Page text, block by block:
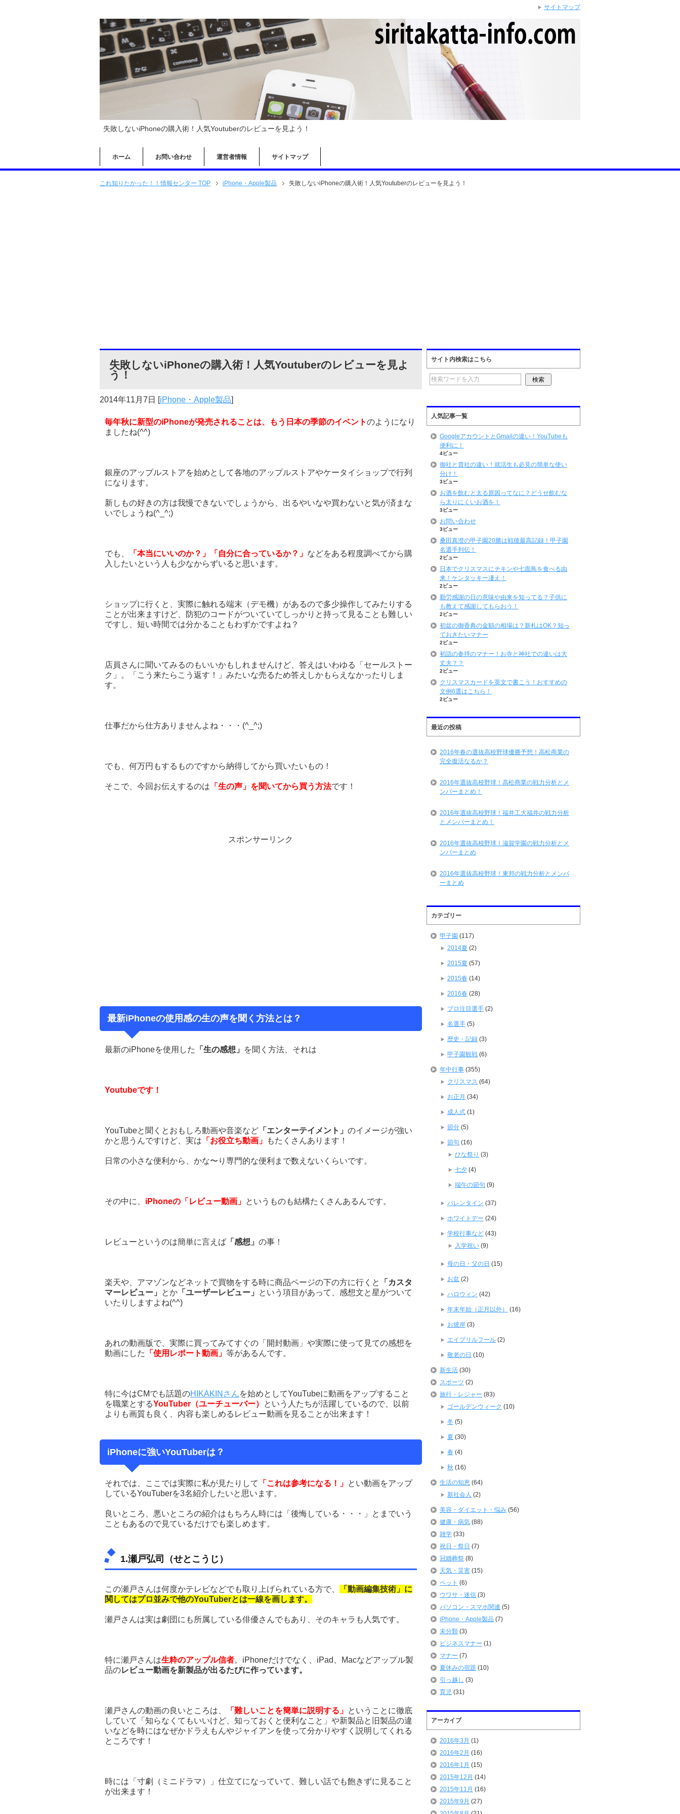
失敗しないiPhoneの購入術！人気Youtuberのレビューを見よう！
ホーム お問い合わせ 運営者情報 サイトマップ
これ知りたかった！！情報センター TOP iPhone・Apple製品 失敗しないiPhoneの購入術！人気Youtuberのレビューを見よう！
失敗しないiPhoneの購入術！人気Youtuberのレビューを見よ
う！
2014年11月7日 [iPhone・Apple製品]
毎年秋に新型のiPhoneが発売されることは、もう日本の季節のイベントのようになり
ましたね(^^)
銀座のアップルストアを始めとして各地のアップルストアやケータイショップで行列
になります。
新しもの好きの方は我慢できないでしょうから、出るやいなや買わないと気が済まな
いでしょうね(^_^;)
でも、 「本当にいいのか？」「自分に合っているか？」 などをある程度調べてから購
入したいという人も少なからずいると思います。
ショップに行くと、実際に触れる端末（デモ機）があるので多少操作してみたりする
ことが出来ますけど、防犯のコードがついていてしっかりと持って見ることも難しい
ですし、短い時間では分かることもわずかですよね？
店員さんに聞いてみるのもいいかもしれませんけど、答えはいわゆる「セールストー
ク」。「こう来たらこう返す！」みたいな売るため答えしかもらえなかったりしま
す。
仕事だから仕方ありませんよね・・・(^_^;)
でも、何万円もするものですから納得してから買いたいもの！
そこで、今回お伝えするのは 「生の声」を聞いてから買う方法です！
スポンサーリンク
最新iPhoneの使用感の生の声を聞く方法とは？
最新のiPhoneを使用した 「生の感想」 を聞く方法、それは
Youtubeです！
YouTubeと聞くとおもしろ動画や音楽など 「エンターテイメント」 のイメージが強い
かと思うんですけど、実は 「お役立ち動画」 もたくさんあります！
日常の小さな便利から、かな〜り専門的な便利まで数えないくらいです。
その中に、 iPhoneの「レビュー動画」 というものも結構たくさんあるんです。
レビューというのは簡単に言えば 「感想」 の事！
楽天や、アマゾンなどネットで買物をする時に商品ページの下の方に行くと
「カスタ
マーレビュー」
とか 「ユーザーレビュー」
という項目があって、感想文と星がついて
いたりしますよね(^^)
あれの動画版で、実際に買ってみてすぐの「開封動画」や実際に使って見ての感想を
動画にした
「使用レポート動画」 等があるんです。
特に今はCMでも話題のHIKAKINさんを始めとしてYouTubeに動画をアップすること
を職業とするYouTuber（ユーチューバー）
という人たちが活躍しているので、以前
よりも画質も良く、内容も楽しめるレビュー動画を見ることが出来ます！
iPhoneに強いYouTuberは？
それでは、ここでは実際に私が見たりして 「これは参考になる！」 とい動画をアップ
しているYouTuberを3名紹介したいと思います。
良いところ、悪いところの紹介はもちろん時には「後悔している・・・」とまでいう
こともあるので見ているだけでも楽しめます。
1.瀬戸弘司（せとこうじ）
この瀬戸さんは何度かテレビなどでも取り上げられている方で、
「動画編集技術」に
関してはプロ並みで他のYouTuberとは一線を画します。
瀬戸さんは実は劇団にも所属している俳優さんでもあり、そのキャラも人気です。
特に瀬戸さんは生粋のアップル信者。iPhoneだけでなく、iPad、Macなどアップル製
品のレビュー動画を新製品が出るたびに作っています。
瀬戸さんの動画の良いところは、 「難しいことを簡単に説明する」 ということに徹底
していて「知らなくてもいいけど、知っておくと便利なこと」や新製品と旧製品の違
いなどを時にはなぜかドラえもんやジャイアンを使って分かりやすく説明してくれる
ところです！
時には「寸劇（ミニドラマ）」仕立てになっていて、難しい話でも飽きずに見ること
が出来ます！
サイト内検索はこちら
人気記事一覧
GoogleアカウントとGmailの違い！YouTubeも
便利に！
4ビュー
御社と貴社の違い！就活生も必見の簡単な使い
分け！
3ビュー
お酒を飲むと太る原因ってなに？どうせ飲むな
ら太りにくいお酒を！
3ビュー
お問い合わせ
3ビュー
桑田真澄の甲子園20勝は戦後最高記録！甲子園
名選手列伝！
2ビュー
日本でクリスマスにチキンや七面鳥を食べる由
来！ケンタッキー凄え！
2ビュー
勤労感謝の日の意味や由来を知ってる？子供に
も教えて感謝してもらおう！
2ビュー
初盆の御香典の金額の相場は？新札はOK？知っ
ておきたいマナー
2ビュー
初詣の参拝のマナー！お寺と神社での違いは大
丈夫？？
2ビュー
クリスマスカードを英文で書こう！おすすめの
文例6選はこちら！
2ビュー
最近の投稿
2016年春の選抜高校野球優勝予想！高松商業の
完全復活なるか？
2016年選抜高校野球！高松商業の戦力分析とメ
ンバーまとめ！
2016年選抜高校野球！福井工大福井の戦力分析
とメンバーまとめ！
2016年選抜高校野球！滋賀学園の戦力分析とメ
ンバーまとめ
2016年選抜高校野球！東邦の戦力分析とメンバ
ーまとめ
カテゴリー
甲子園 (117)
2014夏 (2)
2015夏 (57)
2015春 (14)
2016春 (28)
プロ注目選手 (2)
名選手 (5)
歴史・記録 (3)
甲子園観戦 (6)
年中行事 (355)
クリスマス (64)
お正月 (34)
成人式 (1)
節分 (5)
節句 (16)
ひな祭り (3)
七夕 (4)
端午の節句 (9)
バレンタイン (37)
ホワイトデー (24)
学校行事など (43)
入学祝い (9)
母の日・父の日 (15)
お盆 (2)
ハロウィン (42)
年末年始（正月以外） (16)
お彼岸 (3)
エイプリルフール (2)
敬老の日 (10)
新生活 (30)
スポーツ (2)
旅行・レジャー (83)
ゴールデンウィーク (10)
冬 (5)
夏 (30)
春 (4)
秋 (16)
生活の知恵 (64)
新社会人 (2)
美容・ダイエット・悩み (56)
健康・病気 (88)
雑学 (33)
祝日・祭日 (7)
冠婚葬祭 (8)
天気・災害 (15)
ペット (6)
ウワサ・迷信 (3)
パソコン・スマホ関連 (5)
iPhone・Apple製品 (7)
未分類 (3)
ビジネスマナー (1)
マナー (7)
夏休みの宿題 (10)
引っ越し (3)
育児 (31)
アーカイブ
2016年3月 (1)
2016年2月 (16)
2016年1月 (15)
2015年12月 (14)
2015年11月 (16)
2015年9月 (27)
サイトマップ